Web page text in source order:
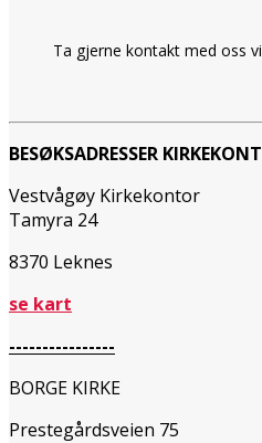
Ta gjerne kontakt med oss
BESØKSADRESSER
Vestvågøy Kirkekontor
Tamyra 24
8370 Leknes
se kart
----------------
BORGE KIRKE
Prestegårdsveien 75